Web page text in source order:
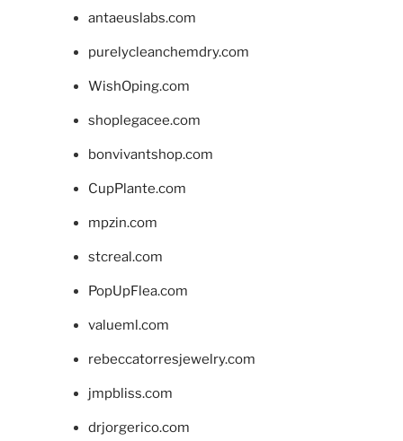
antaeuslabs.com
purelycleanchemdry.com
WishOping.com
shoplegacee.com
bonvivantshop.com
CupPlante.com
mpzin.com
stcreal.com
PopUpFlea.com
valueml.com
rebeccatorresjewelry.com
jmpbliss.com
drjorgerico.com